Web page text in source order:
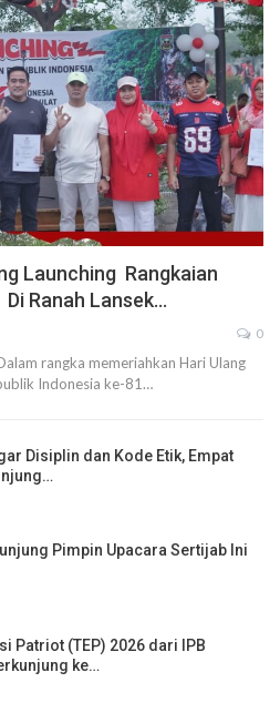
Launching Rangkaian
Di Ranah Lansek…
0
rangka memeriahkan Hari Ulang
Indonesia ke-81…
Disiplin dan Kode Etik, Empat
Pimpin Upacara Sertijab Ini
Patriot (TEP) 2026 dari IPB
ke…